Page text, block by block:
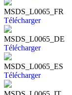
MSDS_L0065_FR
Télécharger
MSDS_L0065_DE
Télécharger
MSDS_L0065_ES
Télécharger